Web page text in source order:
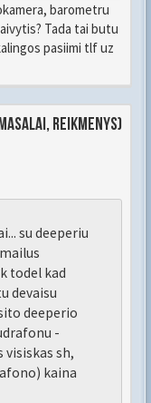
barometru
Tada tai butu
pasiimi tlf uz
reikmenys)
su deeperiu
todel kad
devaisu
deeperio
-
sh,
kaina